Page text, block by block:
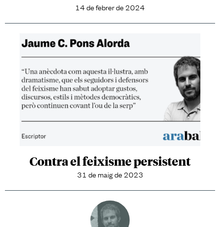
14 de febrer de 2024
Contra el feixisme persistent
31 de maig de 2023